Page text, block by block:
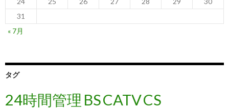
31
« 7月
タグ
24時間管理 BSCATVCS